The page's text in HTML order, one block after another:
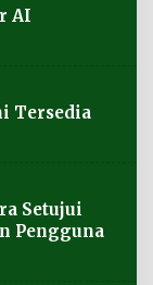
AI
Tersedia
Setujui
Pengguna